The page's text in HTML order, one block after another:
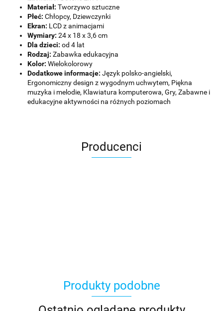
Materiał: Tworzywo sztuczne
Płeć: Chłopcy, Dziewczynki
Ekran: LCD z animacjami
Wymiary: 24 x 18 x 3,6 cm
Dla dzieci: od 4 lat
Rodzaj: Zabawka edukacyjna
Kolor: Wielokolorowy
Dodatkowe informacje: Język polsko-angielski,
Ergonomiczny design z wygodnym uchwytem, Piękna
muzyka i melodie, Klawiatura komputerowa, Gry, Zabawne i
edukacyjne aktywności na różnych poziomach
Producenci
Basic Fun
Produkty podobne